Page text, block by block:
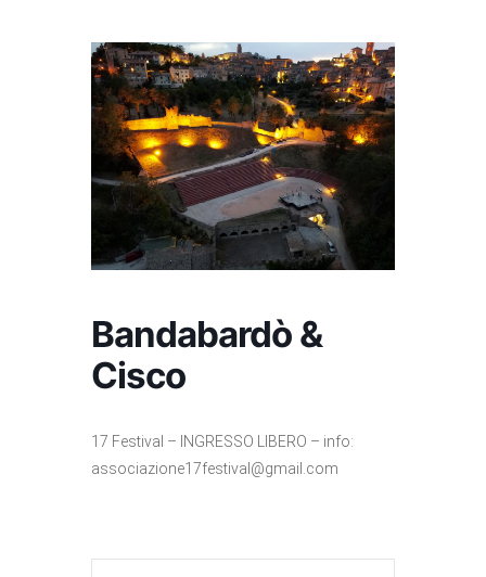
Bandabardò &
Cisco
17 Festival – INGRESSO LIBERO – info:
associazione17festival@gmail.com